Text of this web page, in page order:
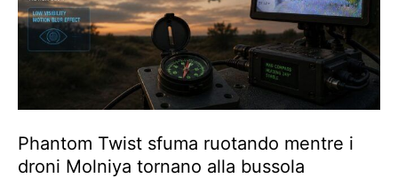
Phantom Twist sfuma ruotando mentre i
droni Molniya tornano alla bussola